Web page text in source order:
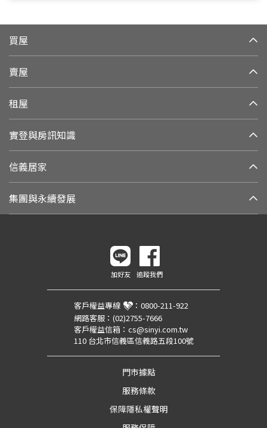
買屋
賣屋
租屋
實登與房訊知識
信義居家
集團與永續發展
加好友 追蹤我們
客戶權益專線 ： 0800-211-922
網路客服： (02)2755-7666
客戶權益信箱： cs@sinyi.com.tw
110 台北市信義區信義路五段100號
門市據點
服務條款
保障隱私權聲明